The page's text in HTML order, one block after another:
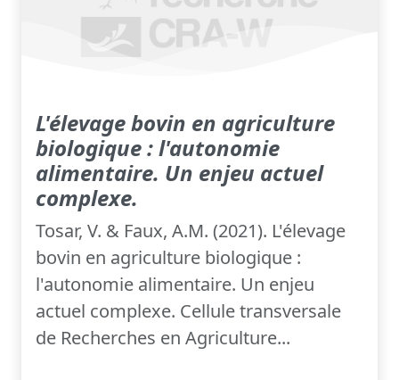
L'élevage bovin en agriculture
biologique : l'autonomie
alimentaire. Un enjeu actuel
complexe.
Tosar, V. & Faux, A.M. (2021). L'élevage
bovin en agriculture biologique :
l'autonomie alimentaire. Un enjeu
actuel complexe. Cellule transversale
de Recherches en Agriculture...